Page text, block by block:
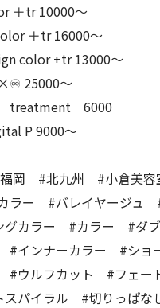
＋tr 10000〜
＋tr 16000〜
color +tr 13000〜
25000〜
treatment 6000
P 9000〜
岡 #北九州 #小倉美容
ラー #バレイヤージュ
グカラー #カラー #ダ
#インナーカラー #ショ
#ウルフカット #フェー
スパイラル #切りっぱ